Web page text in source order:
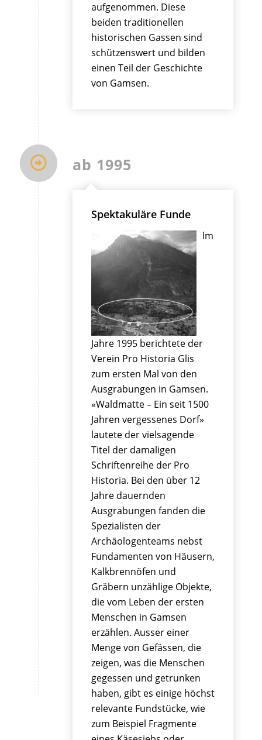
aufgenommen. Diese
beiden traditionellen
historischen Gassen sind
schützenswert und bilden
einen Teil der Geschichte
von Gamsen.
ab 1995
Spektakuläre Funde
lm
Jahre 1995 berichtete der
Verein Pro Historia Glis
zum ersten Mal von den
Ausgrabungen in Gamsen.
«Waldmatte – Ein seit 1500
Jahren vergessenes Dorf»
lautete der vielsagende
Titel der damaligen
Schriftenreihe der Pro
Historia. Bei den über 12
Jahre dauernden
Ausgrabungen fanden die
Spezialisten der
Archäologenteams nebst
Fundamenten von Häusern,
Kalkbrennöfen und
Gräbern unzählige Objekte,
die vom Leben der ersten
Menschen in Gamsen
erzählen. Ausser einer
Menge von Gefässen, die
zei­gen, was die Menschen
gegessen und getrunken
haben, gibt es einige höchst
relevante Fundstücke, wie
zum Beispiel Fragmente